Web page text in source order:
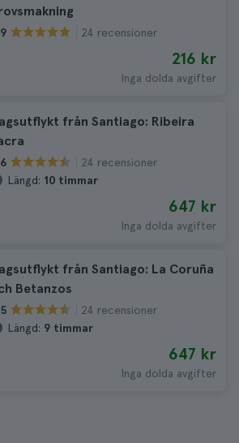
24 recensioner
216 kr
Inga dolda avgifter
från Santiago: Ribeira
24 recensioner
Längd: 10 timmar
647 kr
Inga dolda avgifter
från Santiago: La Coruña
Betanzos
24 recensioner
Längd: 9 timmar
647 kr
Inga dolda avgifter